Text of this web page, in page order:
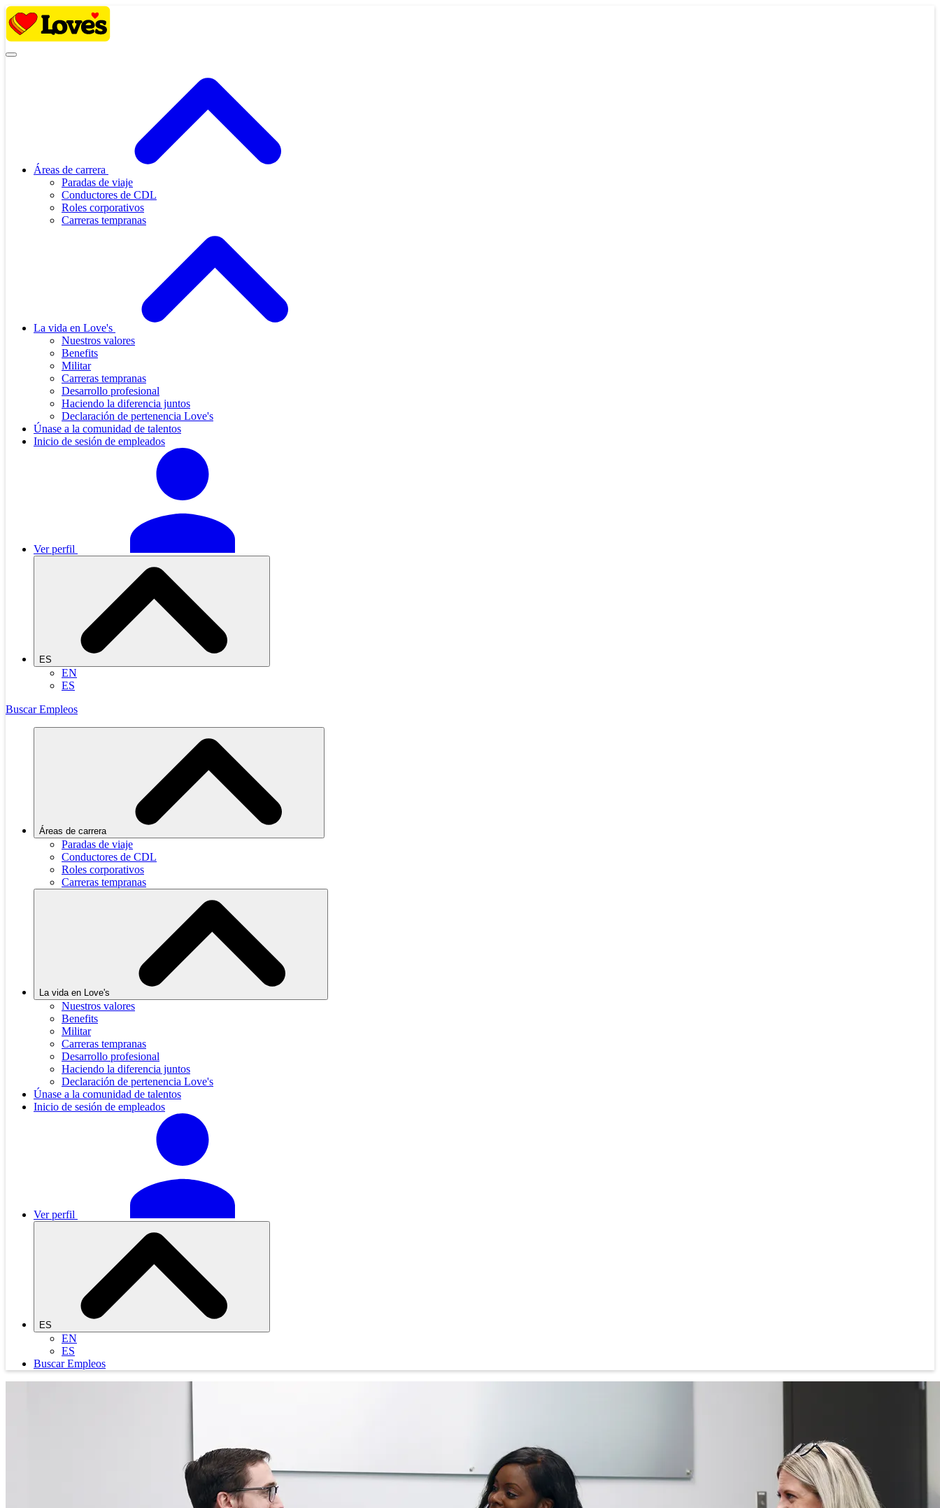
Skip
content
Áreas de carrera
Paradas de viaje
Conductores de CDL
Roles corporativos
Carreras tempranas
La vida en Love's
Nuestros valores
Benefits
Militar
Carreras tempranas
Desarrollo profesional
Haciendo la diferencia juntos
Declaración de pertenencia Love's
Únase a la comunidad de talentos
Inicio de sesión de empleados
Ver perfil
ES
EN
ES
Buscar Empleos
Áreas de carrera
Paradas de viaje
Conductores de CDL
Roles corporativos
Carreras tempranas
La vida en Love's
Nuestros valores
Benefits
Militar
Carreras tempranas
Desarrollo profesional
Haciendo la diferencia juntos
Declaración de pertenencia Love's
Únase a la comunidad de talentos
Inicio de sesión de empleados
Ver perfil
ES
EN
ES
Buscar Empleos